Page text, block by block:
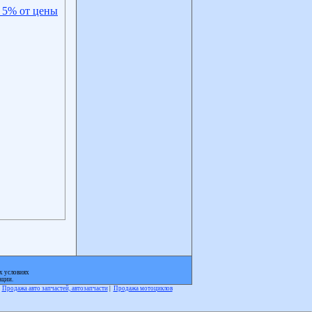
5% от цены
условиях
Продажа авто запчастей, автозапчасти| Продажа мотоциклов